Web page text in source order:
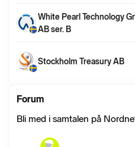
White Pearl Technology
AB ser. B
Stockholm Treasury AB
Forum
Bli med i samtalen på